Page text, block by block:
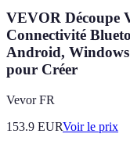
VEVOR Découpe
Connectivité
Android, Windows
pour Créer
Vevor FR
153.9 EURVoir le prix